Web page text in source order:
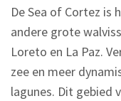
De Sea of Cortez is
andere grote
Loreto en La Paz.
zee en meer
lagunes. Dit gebied